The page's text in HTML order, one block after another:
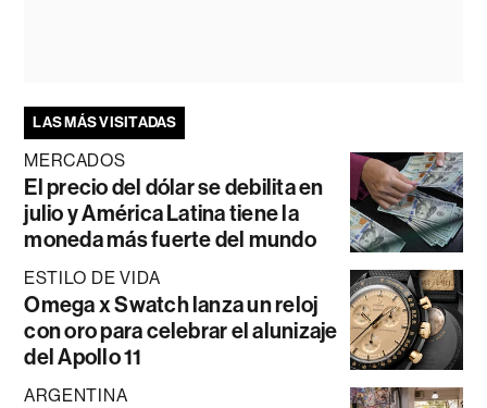
LAS MÁS VISITADAS
MERCADOS
El precio del dólar se debilita en
julio y América Latina tiene la
moneda más fuerte del mundo
ESTILO DE VIDA
Omega x Swatch lanza un reloj
con oro para celebrar el alunizaje
del Apollo 11
ARGENTINA